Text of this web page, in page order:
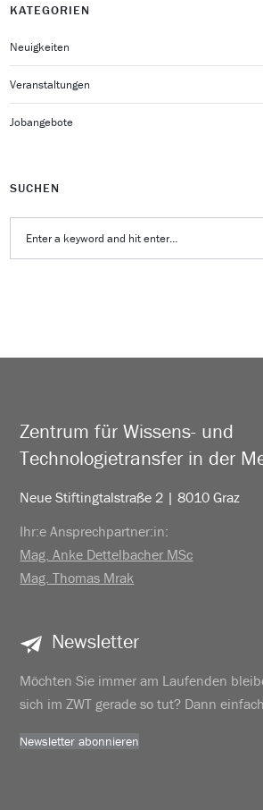
KATEGORIEN
Neuigkeiten
Veranstaltungen
Jobangebote
SUCHEN
Zentrum für Wissens- und
Technologietransfer in der
Neue Stiftingtalstraße 2 | 8010 Graz
Ihr:e Ansprechpartner:in:
Mag. Anke Dettelbacher MSc
Mag. Thomas Mrak
Newsletter
Möchten Sie immer am Laufenden
sich im ZWT gerade so tut? Dann
Newsletter abonnieren